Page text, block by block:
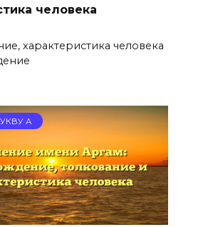
человека
характеристика человека
А